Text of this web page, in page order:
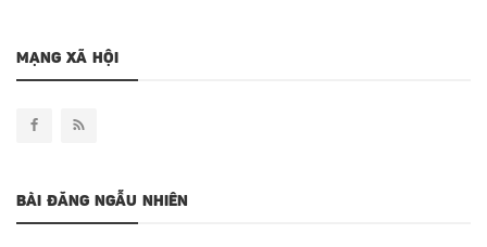
MẠNG XÃ HỘI
BÀI ĐĂNG NGẪU NHIÊN